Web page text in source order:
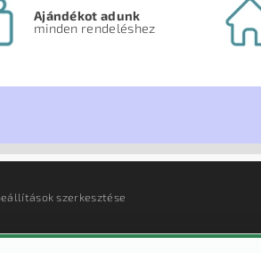
Ajándékot adunk
minden rendeléshez
szerkesztése